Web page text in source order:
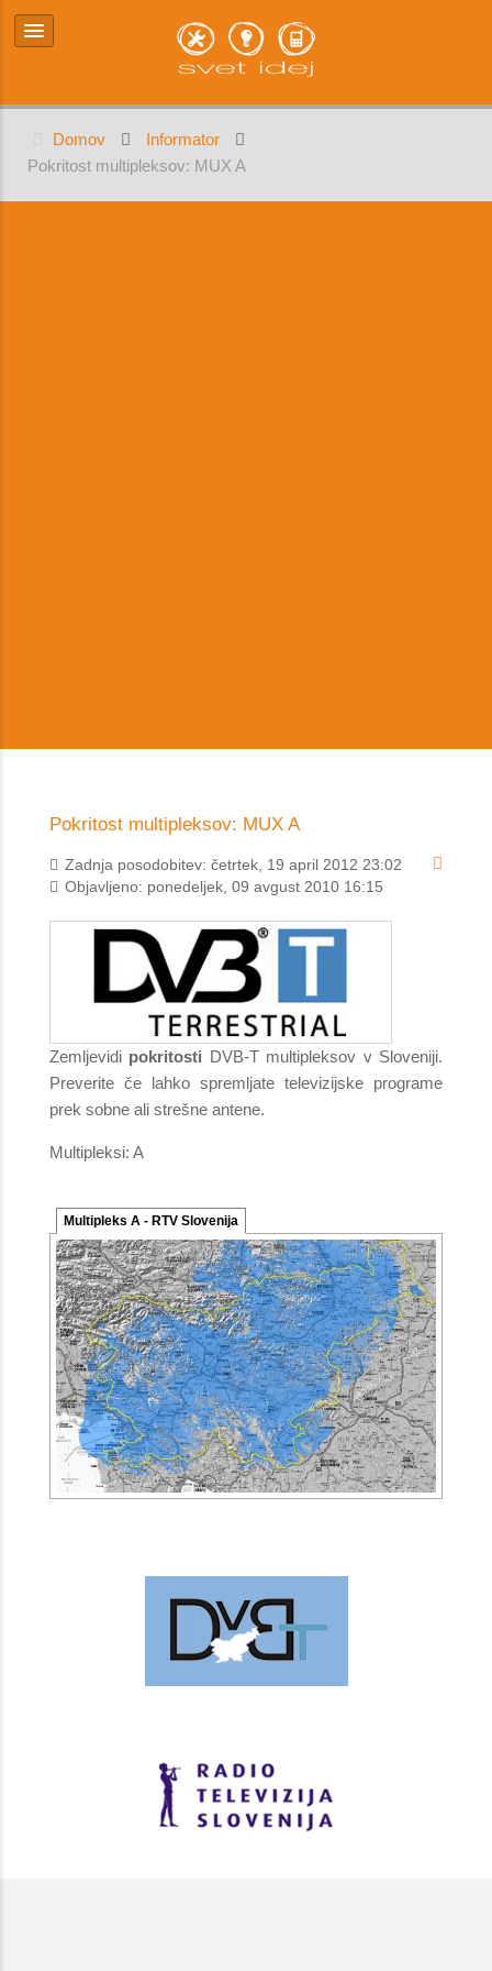
Domov
Informator
Pokritost multipleksov: MUX A
Pokritost multipleksov: MUX A
Zadnja posodobitev: četrtek, 19 april 2012 23:02
Objavljeno: ponedeljek, 09 avgust 2010 16:15
Zemljevidi pokritosti DVB-T multipleksov v Sloveniji.
Preverite če lahko spremljate televizijske programe
prek sobne ali strešne antene.
Multipleksi: A
Multipleks A - RTV Slovenija